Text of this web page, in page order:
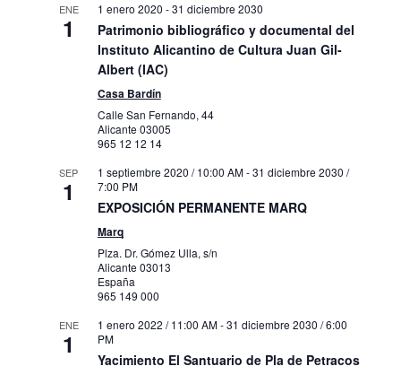
ENE
1
1 enero 2020 -31 diciembre 2030
Patrimonio bibliográfico y documental del
Instituto Alicantino de Cultura Juan Gil-
Albert (IAC)
Casa Bardín
Calle San Fernando, 44
Alicante 03005
965 12 12 14
SEP
1
1 septiembre 2020 / 10:00 AM-31 diciembre 2030 /
7:00 PM
EXPOSICIÓN PERMANENTE MARQ
Marq
Plza. Dr. Gómez Ulla, s/n
Alicante 03013
España
965 149 000
ENE
1
1 enero 2022 / 11:00 AM-31 diciembre 2030 / 6:00
PM
Yacimiento El Santuario de Pla de Petracos